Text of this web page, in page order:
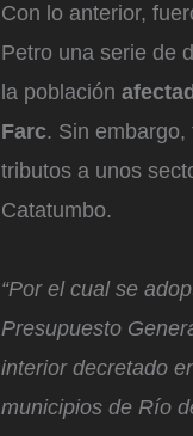
Con lo anterior,
Petro una serie de
la población
Farc. Sin
tributos a unos
Catatumbo.
“Por el cual se
Presupuesto
interior decretado
municipios de Río